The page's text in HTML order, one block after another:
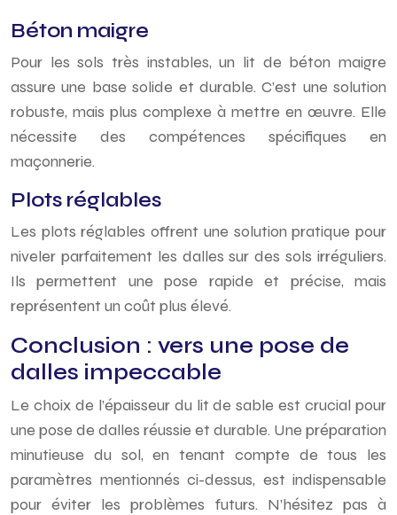
Béton maigre
Pour les sols très instables, un lit de béton maigre
assure une base solide et durable. C’est une solution
robuste, mais plus complexe à mettre en œuvre. Elle
nécessite des compétences spécifiques en
maçonnerie.
Plots réglables
Les plots réglables offrent une solution pratique pour
niveler parfaitement les dalles sur des sols irréguliers.
Ils permettent une pose rapide et précise, mais
représentent un coût plus élevé.
Conclusion : vers une pose de
dalles impeccable
Le choix de l’épaisseur du lit de sable est crucial pour
une pose de dalles réussie et durable. Une préparation
minutieuse du sol, en tenant compte de tous les
paramètres mentionnés ci-dessus, est indispensable
pour éviter les problèmes futurs. N’hésitez pas à